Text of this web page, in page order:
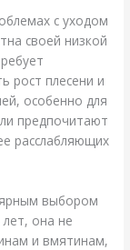
с уходом
своей низкой
рост плесени и
особенно для
предпочитают
расслабляющих
выбором
она не
и вмятинам,